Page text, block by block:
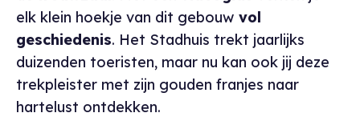
elk klein hoekje van dit gebouw vol
geschiedenis. Het Stadhuis trekt jaarlijks
duizenden toeristen, maar nu kan ook jij deze
trekpleister met zijn gouden franjes naar
hartelust ontdekken.